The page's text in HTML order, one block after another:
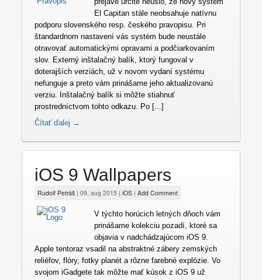
El Capitan stále neobsahuje natívnu
podporu slovenského resp. českého pravopisu. Pri
štandardnom nastavení vás systém bude neustále
otravovať automatickými opravami a podčiarkovaním
slov. Externý inštalačný balík, ktorý fungoval v
doterajších verziách, už v novom vydaní systému
nefunguje a preto vám prinášame jeho aktualizovanú
verziu. Inštalačný balík si môžte stiahnuť
prostredníctvom tohto odkazu. Po [...]
Čítať ďalej →
iOS 9 Wallpapers
Rudolf Petráš| 09. aug 2015| iOS| Add Comment
V týchto horúcich letných dňoch vám
prinášame kolekciu pozadí, ktoré sa
objavia v nadchádzajúcom iOS 9.
Apple tentoraz vsadil na abstraktné zábery zemských
reliéfov, flóry, fotky planét a rôzne farebné explózie. Vo
svojom iGadgete tak môžte mať kúsok z iOS 9 už